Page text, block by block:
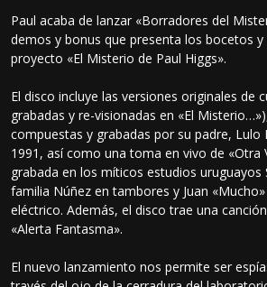
Paul acaba de lanzar «Borradores del
demos y bonus que presenta los bocetos y
proyecto «El Misterio de Paul Higgs».
El disco incluye las versiones originales de
grabadas y re-visionadas en «El
compuestas y grabadas por su padre, Lulo
1991, así como una toma en vivo de «Otra
grabada en los míticos estudios
familia Núñez en tambores y Juan
eléctrico. Además, el disco trae una
«Alerta Fantasma».
El nuevo lanzamiento nos permite ser